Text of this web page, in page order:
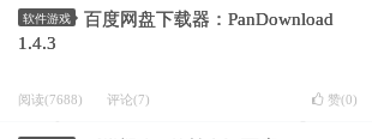
软件游戏
百度网盘下载器：PanDownload
1.4.3
阅读(7688) 评论(7) 赞(0)